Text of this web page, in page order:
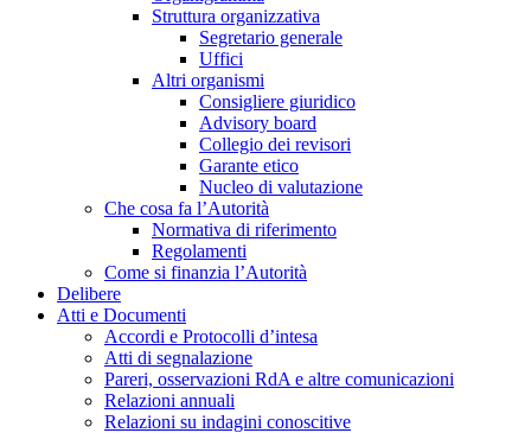
Struttura organizzativa
Segretario generale
Uffici
Altri organismi
Consigliere giuridico
Advisory board
Collegio dei revisori
Garante etico
Nucleo di valutazione
Che cosa fa l’Autorità
Normativa di riferimento
Regolamenti
Come si finanzia l’Autorità
Delibere
Atti e Documenti
Accordi e Protocolli d’intesa
Atti di segnalazione
Pareri, osservazioni RdA e altre comunicazioni
Relazioni annuali
Relazioni su indagini conoscitive